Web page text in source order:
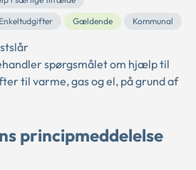
Enkeltudgifter Gældende Kommunal
spørgsmålet om hjælp til
til varme, gas og el, på grund af
principmeddelelse